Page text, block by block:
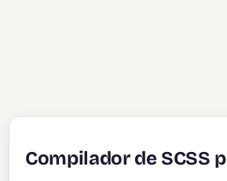
Compilador de SCSS